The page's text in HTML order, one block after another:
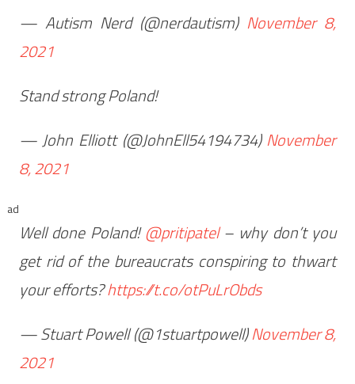
— Autism Nerd (@nerdautism) November 8,
2021
Stand strong Poland!
— John Elliott (@JohnEll54194734)November
8, 2021
ad
Well done Poland!@pritipatel– why don’t you
get rid of the bureaucrats conspiring to thwart
your efforts?https://t.co/otPuLrObds
— Stuart Powell (@1stuartpowell)November 8,
2021